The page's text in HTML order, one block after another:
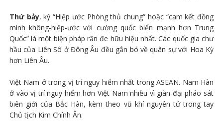
Thứ bảy, ký “Hiệp ước Phòng thủ chung” hoặc “cam kết đồng
minh không-hiệp-ước với cường quốc biển mạnh hơn Trung
Quốc” là một biện pháp răn đe hữu hiệu nhất. Các quốc gia chư
hầu của Liên Sô ở Đông Âu đều gắn bó về quân sự với Hoa Kỳ
hơn Liên Âu.
Việt Nam ở trong vị trí nguy hiểm nhất trong ASEAN. Nam Hàn
ở vào vị trí nguy hiểm hơn Việt Nam nhiều vì giàn đại pháo sát
biên giới của Bắc Hàn, kèm theo vũ khí nguyên tử trong tay
Chủ tịch Kim Chính Ân.